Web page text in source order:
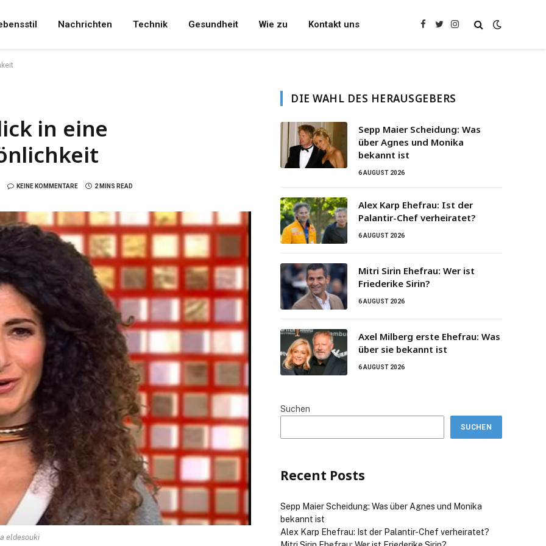
Nachrichten Technik Gesundheit Wie zu Kontakt uns Facebook
TwitterInstagram
in eine
KEINE KOMMENTARE 2 MINS READ
eldesouki
DIE WAHL DES HERAUSGEBERS
Sepp Maier Scheidung: Was
über Agnes und Monika
bekannt ist
6 AUGUST 2026
Alex Karp Ehefrau: Ist der
Palantir-Chef verheiratet?
6 AUGUST 2026
Mitri Sirin Ehefrau: Wer ist
Friederike Sirin?
6 AUGUST 2026
Axel Milberg erste Ehefrau: Was
über sie bekannt ist
6 AUGUST 2026
Suchen
SUCHEN
Recent Posts
Sepp Maier Scheidung: Was über Agnes und Monika
bekannt ist
Alex Karp Ehefrau: Ist der Palantir-Chef verheiratet?